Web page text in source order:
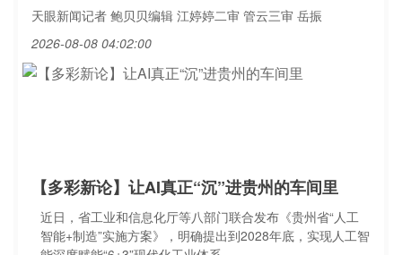
天眼新闻记者 鲍贝贝编辑 江婷婷二审 管云三审 岳振
2026-08-08 04:02:00
【多彩新论】让AI真正“沉”进贵州的车间里
近日，省工业和信息化厅等八部门联合发布《贵州省“人工
智能+制造”实施方案》，明确提出到2028年底，实现人工智